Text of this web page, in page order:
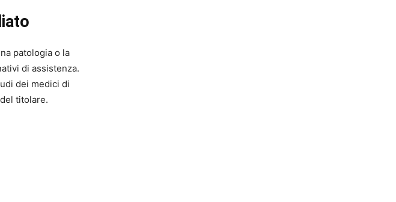
patologia o la
di assistenza.
dei medici di
titolare.